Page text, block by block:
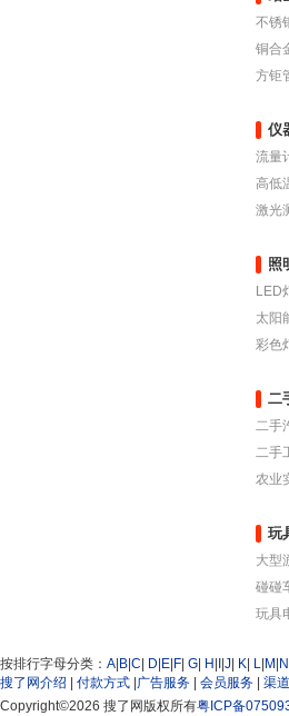
不锈
铜合
方钜
仪
流量
高低
激光
照
LED
太阳
彩色
二
二手
二手
农业
玩
大型
碰碰
玩具
按排行字母分类： A B C D E F G H J K L M N
搜了网介绍
付款方式 广告服务 会员服务 渠
Copyright©2026 搜了网 版权所有粤ICP备